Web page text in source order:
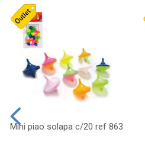
Mini piao solapa c/20 ref 863